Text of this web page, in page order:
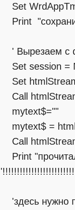
Set
Print
' Вырезаем с
Set session =
Set
Call
mytext$=""
mytext$ =
Call
Print
'здесь нужно